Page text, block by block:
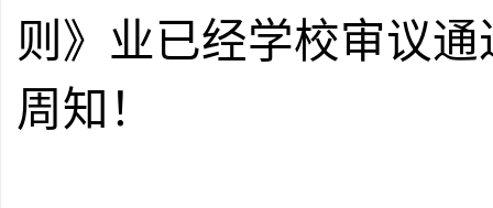
则 》业已经学校审议
周知！